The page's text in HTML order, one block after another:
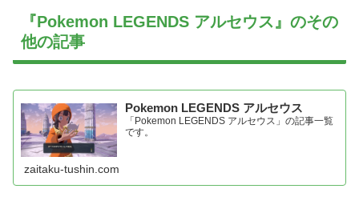
『Pokemon LEGENDS アルセウス』のその
他の記事
Pokemon LEGENDS アルセウス
「Pokemon LEGENDS アルセウス」の記事一覧
です。
zaitaku-tushin.com